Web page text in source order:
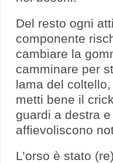
Del resto ogni
componente
cambiare la
camminare per
lama del
metti bene il
guardi a destra
affievoliscono
L’orso è stato